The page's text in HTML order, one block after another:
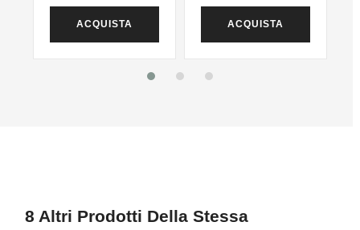
ACQUISTA ACQUISTA
8 Altri Prodotti Della Stessa